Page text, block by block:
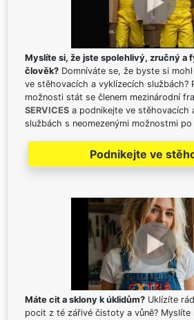
Myslíte si, že jste spolehlivý, zručný a
člověk? Domníváte se, že byste si
ve stěhovacích a vyklízecích službách?
možnosti stát se členem mezinárodní
SERVICES a podnikejte ve stěhovacích
službách s neomezenými možnostmi
Podnikejte ve
Máte cit a sklony k úklidům? Uklízíte
pocit z té zářivé čistoty a vůně?